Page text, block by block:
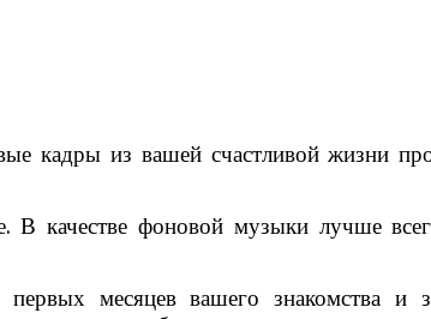
кадры из вашей счастливой жизни
В качестве фоновой музыки лучше
месяцев вашего знакомства и